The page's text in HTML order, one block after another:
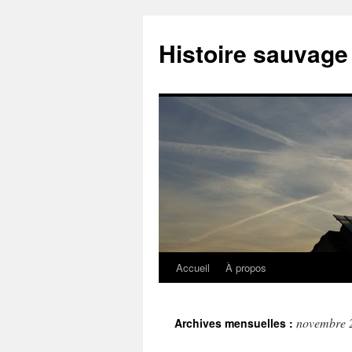
Histoire sauvage
Aller
contenu
Accueil À propos
Archives mensuelles : novembre